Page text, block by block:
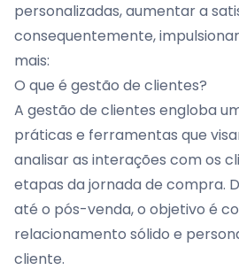
personalizadas, aumentar a
consequentemente,
mais:
O que é gestão de clientes?
A gestão de clientes engloba
práticas e ferramentas que
analisar as interações com os
etapas da jornada de compra.
até o pós-venda, o objetivo é
relacionamento sólido e
cliente.